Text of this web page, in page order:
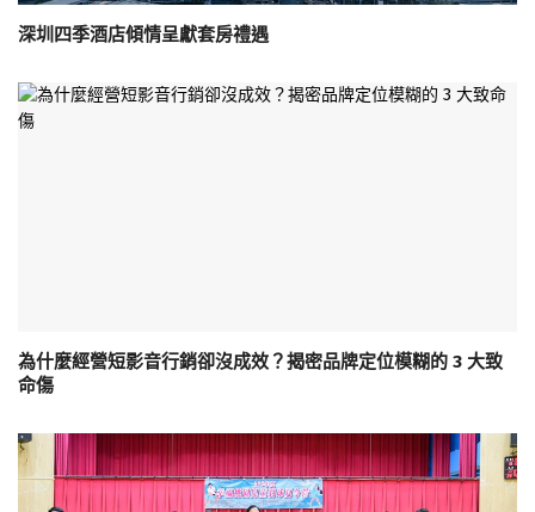
深圳四季酒店傾情呈獻套房禮遇
為什麼經營短影音行銷卻沒成效？揭密品牌定位模糊的 3 大致
命傷